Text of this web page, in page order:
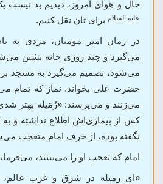
حال و هوای امروز، دیدیم بد
علیه السلام برای تان نقل کنیم.
در زمان امیر مومنان، مردی به
می‌گیرد و چند روزی خانه نشین
می‌شود، تصمیم می‌گیرد به مسجد
حضرت علی بخواند. نماز که تمام
می‌زنند و می‌پرسند: «رُمَیله بهتر
کس از بیماری‌اش اطلاع نداشته و
نگفته بوده، از حرف امام متعجب
امام که تعجب او را می‌بینند،
«اى رميله در شرق و غرب